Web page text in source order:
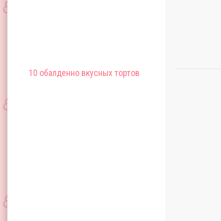
10 обалденно вкусных тортов